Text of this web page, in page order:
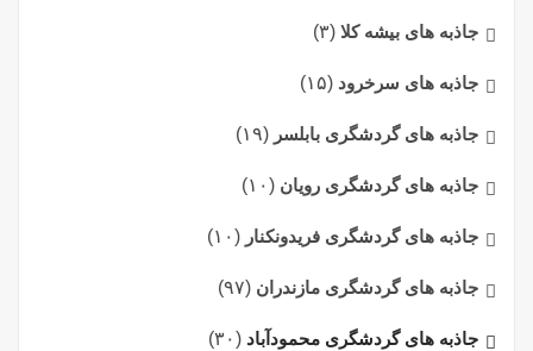
جاذبه های بیشه کلا (۳)
جاذبه های سرخرود (۱۵)
جاذبه های گردشگری بابلسر (۱۹)
جاذبه های گردشگری رویان (۱۰)
جاذبه های گردشگری فریدونکنار (۱۰)
جاذبه های گردشگری مازندران (۹۷)
جاذبه های گردشگری محمودآباد (۳۰)